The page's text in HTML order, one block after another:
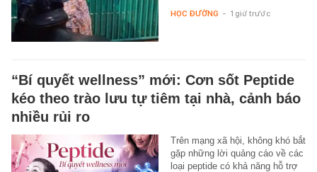
HỌC ĐƯỜNG - 1 giờ trước
“Bí quyết wellness” mới: Cơn sốt Peptide
kéo theo trào lưu tự tiêm tại nhà, cảnh báo
nhiều rủi ro
Trên mạng xã hội, không khó bắt
gặp những lời quảng cáo về các
loại peptide có khả năng hỗ trợ